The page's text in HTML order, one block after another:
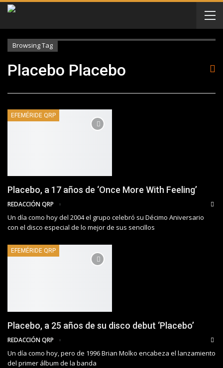
Browsing Tag
Placebo Placebo
EFEMÉRIDE QRP
Placebo, a 17 años de ‘Once More With Feeling’
REDACCIÓN QRP
Un día como hoy del 2004 el grupo celebró su Décimo Aniversario
con el disco especial de lo mejor de sus sencillos
EFEMÉRIDE QRP
Placebo, a 25 años de su disco debut ‘Placebo’
REDACCIÓN QRP
Un día como hoy, pero de 1996 Brian Molko encabeza el lanzamiento
del primer álbum de la banda